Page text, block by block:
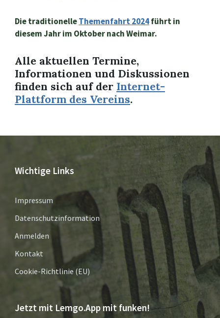
Die traditionelleThemenfahrt 2024führt in
diesem Jahr im Oktober nach Weimar.
Alle aktuellen Termine,
Informationen und Diskussionen
finden sich auf der Internet-
Plattform des Vereins.
Wichtige Links
Impressum
Datenschutzinformation
Anmelden
Kontakt
Cookie-Richtlinie (EU)
Jetzt mit Lemgo.App mit funken!